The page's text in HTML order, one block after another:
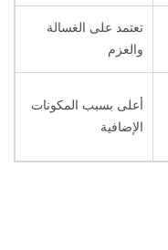
تعتمد على الغسالة
والعزم
أعلى بسبب المكونات
الإضافية